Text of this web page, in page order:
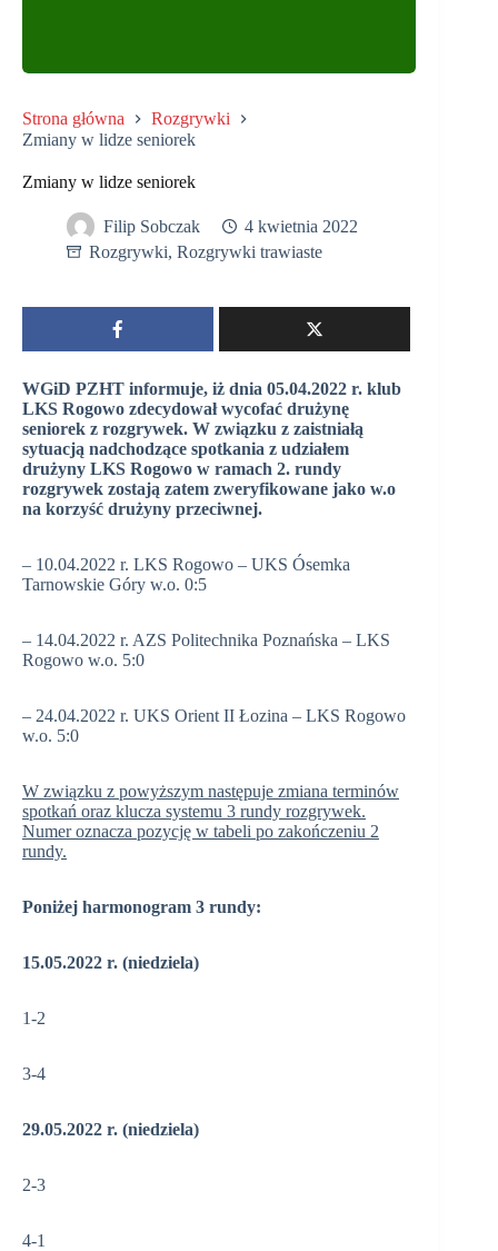
Strona główna
Rozgrywki
Zmiany w lidze seniorek
Zmiany w lidze seniorek
Filip Sobczak
4 kwietnia 2022
Rozgrywki, Rozgrywki trawiaste
WGiD PZHT informuje, iż dnia 05.04.2022 r. klub
LKS Rogowo zdecydował wycofać drużynę
seniorek z rozgrywek. W związku z zaistniałą
sytuacją nadchodzące spotkania z udziałem
drużyny LKS Rogowo w ramach 2. rundy
rozgrywek zostają zatem zweryfikowane jako w.o
na korzyść drużyny przeciwnej.
– 10.04.2022 r. LKS Rogowo – UKS Ósemka
Tarnowskie Góry w.o. 0:5
– 14.04.2022 r. AZS Politechnika Poznańska – LKS
Rogowo w.o. 5:0
– 24.04.2022 r. UKS Orient II Łozina – LKS Rogowo
w.o. 5:0
W związku z powyższym następuje zmiana terminów
spotkań oraz klucza systemu 3 rundy rozgrywek.
Numer oznacza pozycję w tabeli po zakończeniu 2
rundy.
Poniżej harmonogram 3 rundy:
15.05.2022 r. (niedziela)
1-2
3-4
29.05.2022 r. (niedziela)
2-3
4-1